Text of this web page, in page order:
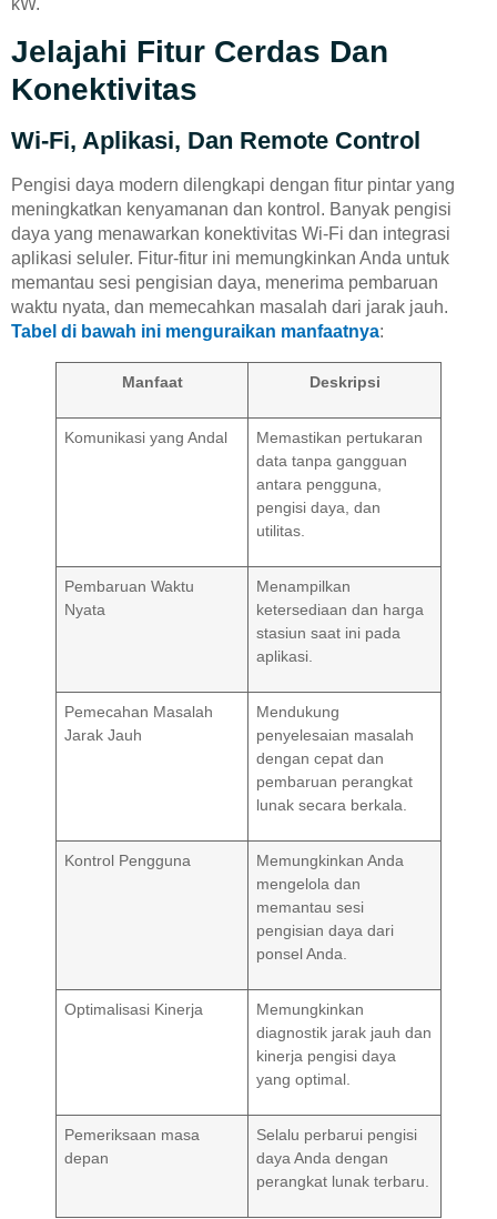
kW.
Jelajahi Fitur Cerdas Dan
Konektivitas
Wi-Fi, Aplikasi, Dan Remote Control
Pengisi daya modern dilengkapi dengan fitur pintar yang
meningkatkan kenyamanan dan kontrol. Banyak pengisi
daya yang menawarkan konektivitas Wi-Fi dan integrasi
aplikasi seluler. Fitur-fitur ini memungkinkan Anda untuk
memantau sesi pengisian daya, menerima pembaruan
waktu nyata, dan memecahkan masalah dari jarak jauh.
Tabel di bawah ini menguraikan manfaatnya:
Manfaat Deskripsi
Komunikasi yang Andal
Memastikan pertukaran
data tanpa gangguan
antara pengguna,
pengisi daya, dan
utilitas.
Pembaruan Waktu
Nyata
Menampilkan
ketersediaan dan harga
stasiun saat ini pada
aplikasi.
Pemecahan Masalah
Jarak Jauh
Mendukung
penyelesaian masalah
dengan cepat dan
pembaruan perangkat
lunak secara berkala.
Kontrol Pengguna
Memungkinkan Anda
mengelola dan
memantau sesi
pengisian daya dari
ponsel Anda.
Optimalisasi Kinerja
Memungkinkan
diagnostik jarak jauh dan
kinerja pengisi daya
yang optimal.
Pemeriksaan masa
depan
Selalu perbarui pengisi
daya Anda dengan
perangkat lunak terbaru.